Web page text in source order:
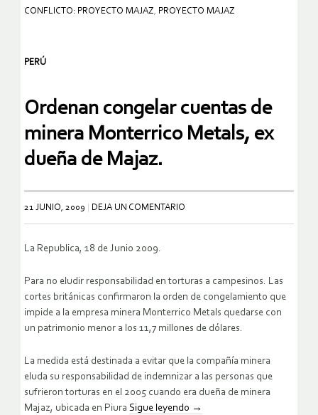
CONFLICTO: PROYECTO MAJAZ, PROYECTO MAJAZ
PERÚ
Ordenan congelar cuentas de
minera Monterrico Metals, ex
dueña de Majaz.
21 JUNIO, 2009 DEJA UN COMENTARIO
La Republica, 18 de Junio 2009.
Para no eludir responsabilidad en torturas a campesinos. Las
cortes británicas confirmaron la orden de congelamiento que
impide a la empresa minera Monterrico Metals quedarse con
un patrimonio menor a los 11,7 millones de dólares.
La medida está destinada a evitar que la compañía minera
eluda su responsabilidad de indemnizar a las personas que
sufrieron torturas en el 2005 cuando era dueña de minera
Majaz, ubicada en Piura Sigue leyendo →